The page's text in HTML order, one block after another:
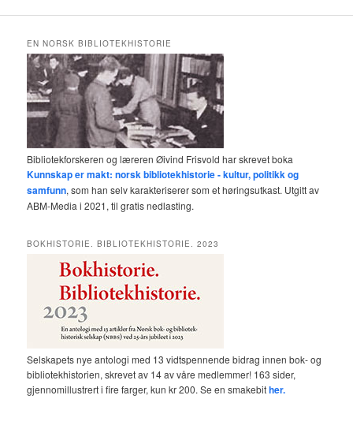
EN NORSK BIBLIOTEKHISTORIE
Bibliotekforskeren og læreren Øivind Frisvold har skrevet boka
Kunnskap er makt: norsk bibliotekhistorie - kultur, politikk og
samfunn, som han selv karakteriserer som et høringsutkast. Utgitt av
ABM-Media i 2021, til gratis nedlasting.
BOKHISTORIE. BIBLIOTEKHISTORIE. 2023
Selskapets nye antologi med 13 vidtspennende bidrag innen bok- og
bibliotekhistorien, skrevet av 14 av våre medlemmer! 163 sider,
gjennomillustrert i fire farger, kun kr 200. Se en smakebither.